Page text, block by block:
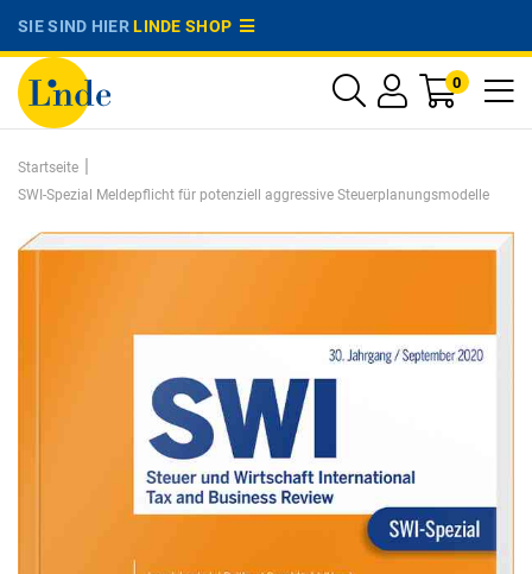
SIE SIND HIERLINDE SHOP
0
Startseite |
SWI-Spezial Meldepflicht für potenziell aggressive Steuerplanungsmodelle